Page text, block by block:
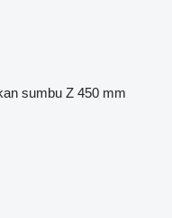
sumbu Z 450 mm